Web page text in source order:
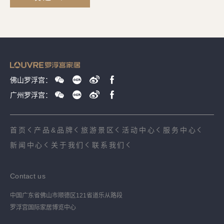
佛山罗浮宫：
广州罗浮宫：
首页 产品&品牌 旅游景区 活动中心
服务中心
新闻中心
关于我们 联系我们
Contact us
中国广东省佛山市顺德区121省道乐从路段
罗浮宫国际家居博览中心